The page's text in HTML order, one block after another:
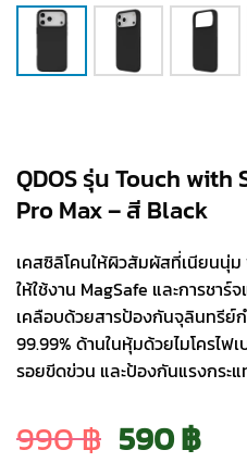
QDOS รุ่น Touch with
Pro Max – สี Black
เคสซิลิโคนให้ผิวสัมผัสที่เนียนนุ่
ให้ใช้งาน MagSafe และการชาร์
เคลือบด้วยสารป้องกันจุลินทรีย์
99.99% ด้านในหุ้มด้วยไมโครไ
รอยขีดข่วน และป้องกันแรงกระ
990฿ Original
590฿